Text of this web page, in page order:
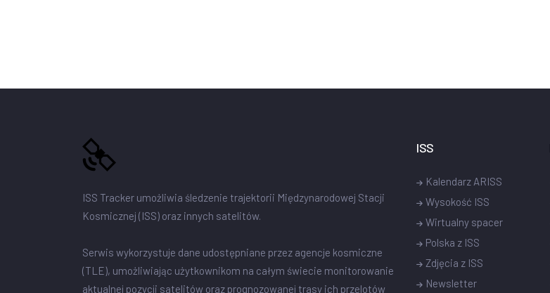
ISS Tracker umożliwia śledzenie trajektorii Międzynarodowej Stacji
Kosmicznej (ISS) oraz innych satelitów.
Serwis wykorzystuje dane udostępniane przez agencje kosmiczne
(TLE), umożliwiając użytkownikom na całym świecie monitorowanie
aktualnej pozycji satelitów oraz prognozowanej trasy ich przelotów
ISS
Kalendarz ARISS
Wysokość ISS
Wirtualny spacer
Polska z ISS
Zdjęcia z ISS
Newsletter